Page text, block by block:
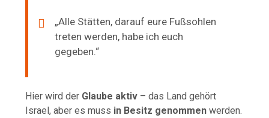
„Alle Stätten, darauf eure Fußsohlen
treten werden, habe ich euch
gegeben.“
Hier wird der Glaube aktiv – das Land gehört
Israel, aber es muss in Besitz genommen werden.